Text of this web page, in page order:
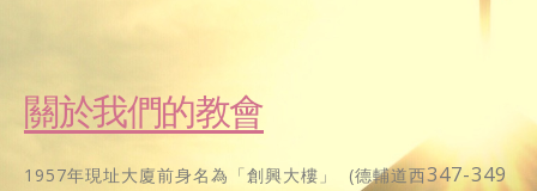
關於我們的教會
1957年現址大廈前身名為「創興大樓」 (德輔道西347-349